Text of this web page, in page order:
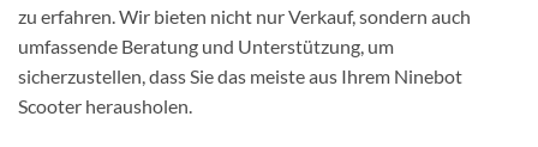
zu erfahren. Wir bieten nicht nur Verkauf, sondern auch
umfassende Beratung und Unterstützung, um
sicherzustellen, dass Sie das meiste aus Ihrem Ninebot
Scooter herausholen.